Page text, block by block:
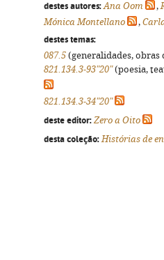
destes autores: Ana Oom ,
Mónica Montellano
,
destes temas:
087.5 (generalidades,
821.134.3-93"20"(poesia,
821.134.3-34"20"
deste editor: Zero a Oito
desta coleção: Histórias de